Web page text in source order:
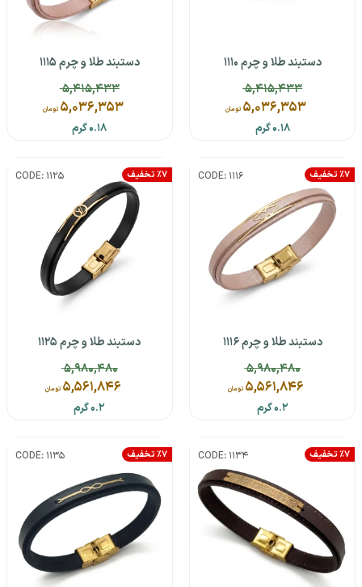
دستبند طلا و چرم 1110
5,415,433
5,036,353 تومان
0.18 گرم
دستبند طلا و چرم 1115
5,415,433
5,036,353 تومان
0.18 گرم
٪7 تخفیف CODE: 1116
دستبند طلا و چرم 1116
5,980,480
5,561,846 تومان
0.2 گرم
٪7 تخفیف CODE: 1125
دستبند طلا و چرم 1125
5,980,480
5,561,846 تومان
0.2 گرم
٪7 تخفیف CODE: 1134 ٪7 تخفیف CODE: 1135